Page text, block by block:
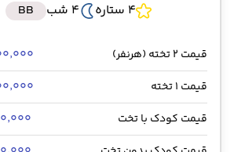
4 ستاره
4 شب BB
قیمت 2 تخته (هرنفر)
قیمت 1 تخته
قیمت کودک با تخت